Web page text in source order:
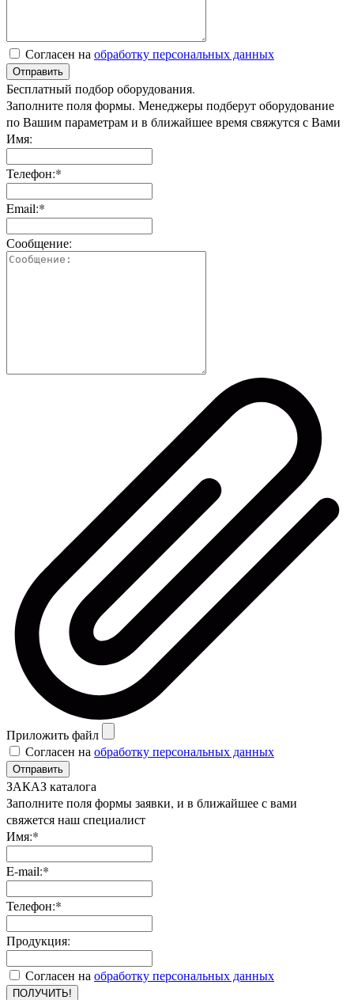
Согласен на обработку персональных данных
Отправить
Бесплатный подбор оборудования.
Заполните поля формы. Менеджеры подберут оборудование
по Вашим параметрам и в ближайшее время свяжутся с Вами
Имя:
Телефон:*
Email:*
Сообщение:
Приложить файл
Согласен на обработку персональных данных
Отправить
ЗАКАЗ каталога
Заполните поля формы заявки, и в ближайшее с вами
свяжется наш специалист
Имя:*
E-mail:*
Телефон:*
Продукция:
Согласен на обработку персональных данных
ПОЛУЧИТЬ!